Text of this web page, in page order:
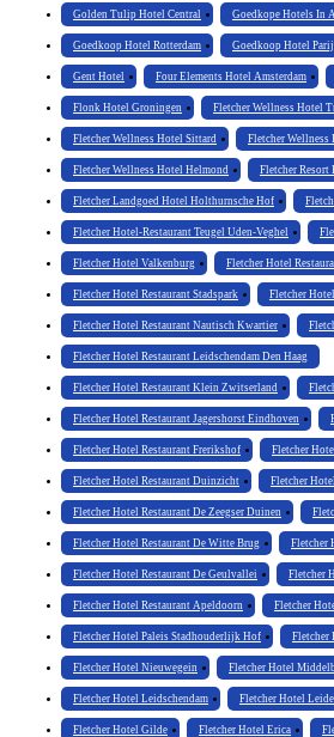
Golden Tulip Hotel Central Goedkope Hotels In
Goedkoop Hotel Rotterdam Goedkoop Hotel
Gent Hotel Four Elements Hotel Amsterdam
Flonk Hotel Groningen Fletcher Wellness Hotel
Fletcher Wellness Hotel Sittard Fletcher Wellness
Fletcher Wellness Hotel Helmond Fletcher Resort
Fletcher Landgoed Hotel Holthurnsche Hof
Fletcher Hotel-Restaurant Teugel Uden-Veghel
Fletcher Hotel Valkenburg Fletcher Hotel
Fletcher Hotel Restaurant Stadspark Fletcher
Fletcher Hotel Restaurant Nautisch Kwartier
Fletcher Hotel Restaurant Leidschendam Den Haag
Fletcher Hotel Restaurant Klein Zwitserland
Fletcher Hotel Restaurant Jagershorst Eindhoven
Fletcher Hotel Restaurant Frerikshof Fletcher
Fletcher Hotel Restaurant Duinzicht Fletcher
Fletcher Hotel Restaurant De Zeegser Duinen
Fletcher Hotel Restaurant De Witte Brug Fletcher
Fletcher Hotel Restaurant De Geulvallei Fletcher
Fletcher Hotel Restaurant Apeldoorn Fletcher
Fletcher Hotel Paleis Stadhouderlijk Hof Fletcher
Fletcher Hotel Nieuwegein Fletcher Hotel
Fletcher Hotel Leidschendam Fletcher Hotel
Fletcher Hotel Gilde Fletcher Hotel Erica